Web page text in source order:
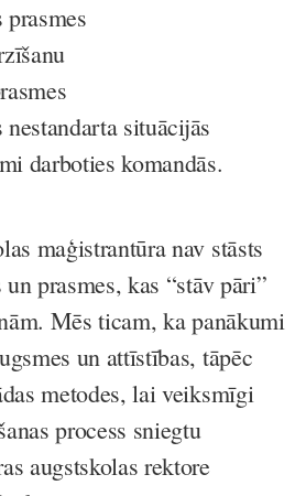
situācijās
darboties komandās.
maģistrantūra nav stāsts
prasmes, kas “stāv pāri”
Mēs ticam, ka panākumi
un attīstības, tāpēc
metodes, lai veiksmīgi
process sniegtu
augstskolas rektore